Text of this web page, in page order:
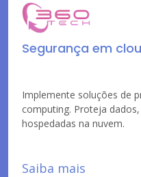
Segurança em
Implemente soluções de
computing. Proteja
hospedadas na nuvem.
Saiba mais